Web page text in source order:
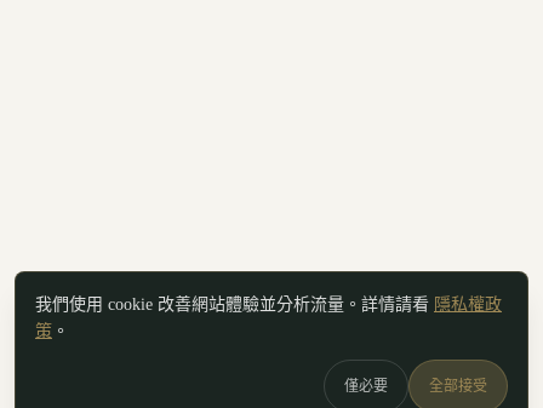
我們使用 cookie 改善網站體驗並分析流量。詳情請看 隱私權政
策 。
僅必要 全部接受